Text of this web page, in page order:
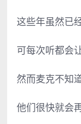
这些年虽然已
可每次听都会
然而麦克不知
他们很快就会